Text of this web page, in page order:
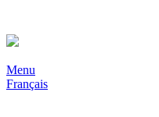
Menu
Français